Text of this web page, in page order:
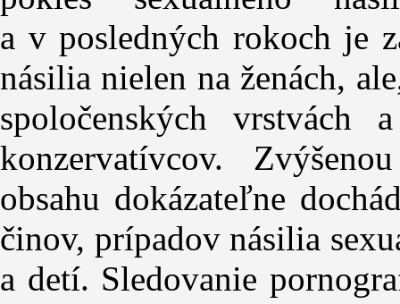
a v posledných rokoch je
násilia nielen na ženách,
spoločenských
konzervatívcov.
obsahu dokázateľne
činov, prípadov násilia
a detí. Sledovanie